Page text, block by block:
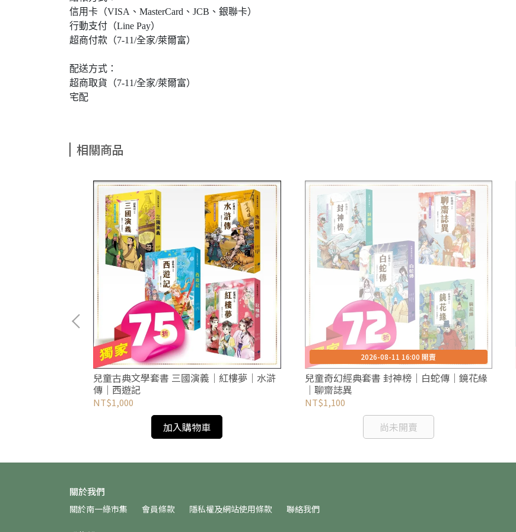
信用卡（VISA、MasterCard、JCB、銀聯卡）
行動支付（Line Pay）
超商付款（7-11/全家/萊爾富）
配送方式：
超商取貨（7-11/全家/萊爾富）
宅配
相關商品
兒童古典文學套書 三國演義｜紅樓夢｜水滸
傳｜西遊記
NT$1,000
加入購物車
2026-08-11 16:00 開賣
兒童奇幻經典套書 封神榜｜白蛇傳｜鏡花緣
｜聊齋誌異
NT$1,100
尚未開賣
關於我們
關於南一綠市集 會員條款 隱私權及網站使用條款 聯絡我們